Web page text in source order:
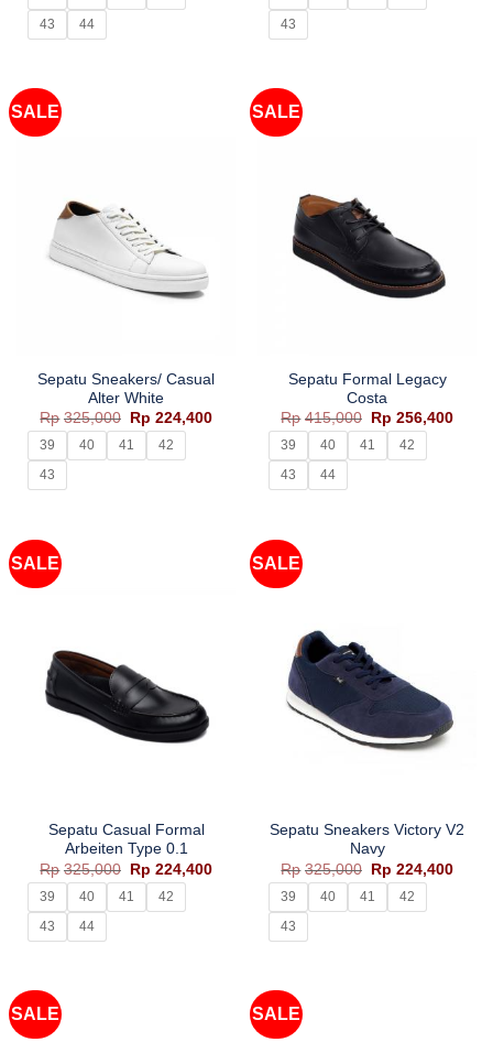
Rp325,000.
Rp224,400.
43
44
Rp325,000.
43
SALE
Sepatu Sneakers/ Casual
Alter White
Rp 325,000
Harga
aslinya
adalah:
Rp325,000.
Rp 224,400Harga
Rp224,400.
39 40 41
42
43
SALE
Sepatu Formal Legacy
Costa
Rp 415,000
Harga
aslinya
adalah:
Rp415,000.
Rp 256,400
39 40 41
42
43
44
SALE
Sepatu Casual Formal
Arbeiten Type 0.1
Rp 325,000
Harga
aslinya
adalah:
Rp325,000.
Rp 224,400Harga
Rp224,400.
39 40 41
42
43
44
SALE
Sepatu Sneakers Victory V2
Navy
Rp 325,000
Harga
aslinya
adalah:
Rp325,000.
Rp 224,400
39 40 41
42
43
SALE SALE